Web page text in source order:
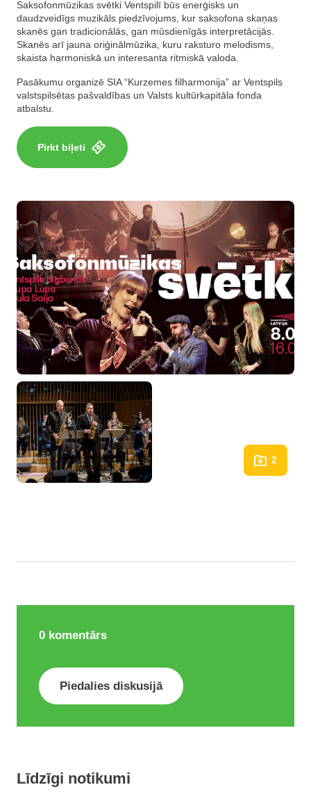
Saksofonmūzikas svētki Ventspilī būs enerģisks un
daudzveidīgs muzikāls piedzīvojums, kur saksofona skaņas
skanēs gan tradicionālās, gan mūsdienīgās interpretācijās.
Skanēs arī jauna oriģinālmūzika, kuru raksturo melodisms,
skaista harmoniskā un interesanta ritmiskā valoda.
Pasākumu organizē SIA “Kurzemes filharmonija” ar Ventspils
valstspilsētas pašvaldības un Valsts kultūrkapitāla fonda
atbalstu.
Pirkt biļeti
2
0 komentārs
Piedalies diskusijā
Līdzīgi notikumi